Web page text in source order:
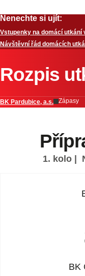
Nenechte si ujít:
Vstupenky na domácí utkání
Návštěvní řád domácích
Rozpis
BK Pardubice, a.s. Zápasy
1. kolo |
BK